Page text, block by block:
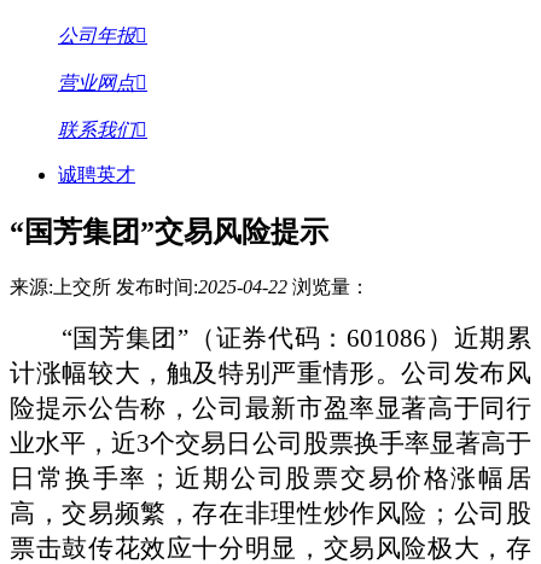
公司年报
营业网点
联系我们
诚聘英才
“国芳集团”交易风险提示
来源:上交所 发布时间:2025-04-22 浏览量：
“国芳集团”（证券代码： 601086 ）近期累
计涨幅较大，触及特别严重情形。公司发布风
险提示公告称，公司最新市盈率显著高于同行
业水平，近3个交易日公司股票换手率显著高于
日常换手率；近期公司股票交易价格涨幅居
高，交易频繁，存在非理性炒作风险；公司股
票击鼓传花效应十分明显，交易风险极大，存